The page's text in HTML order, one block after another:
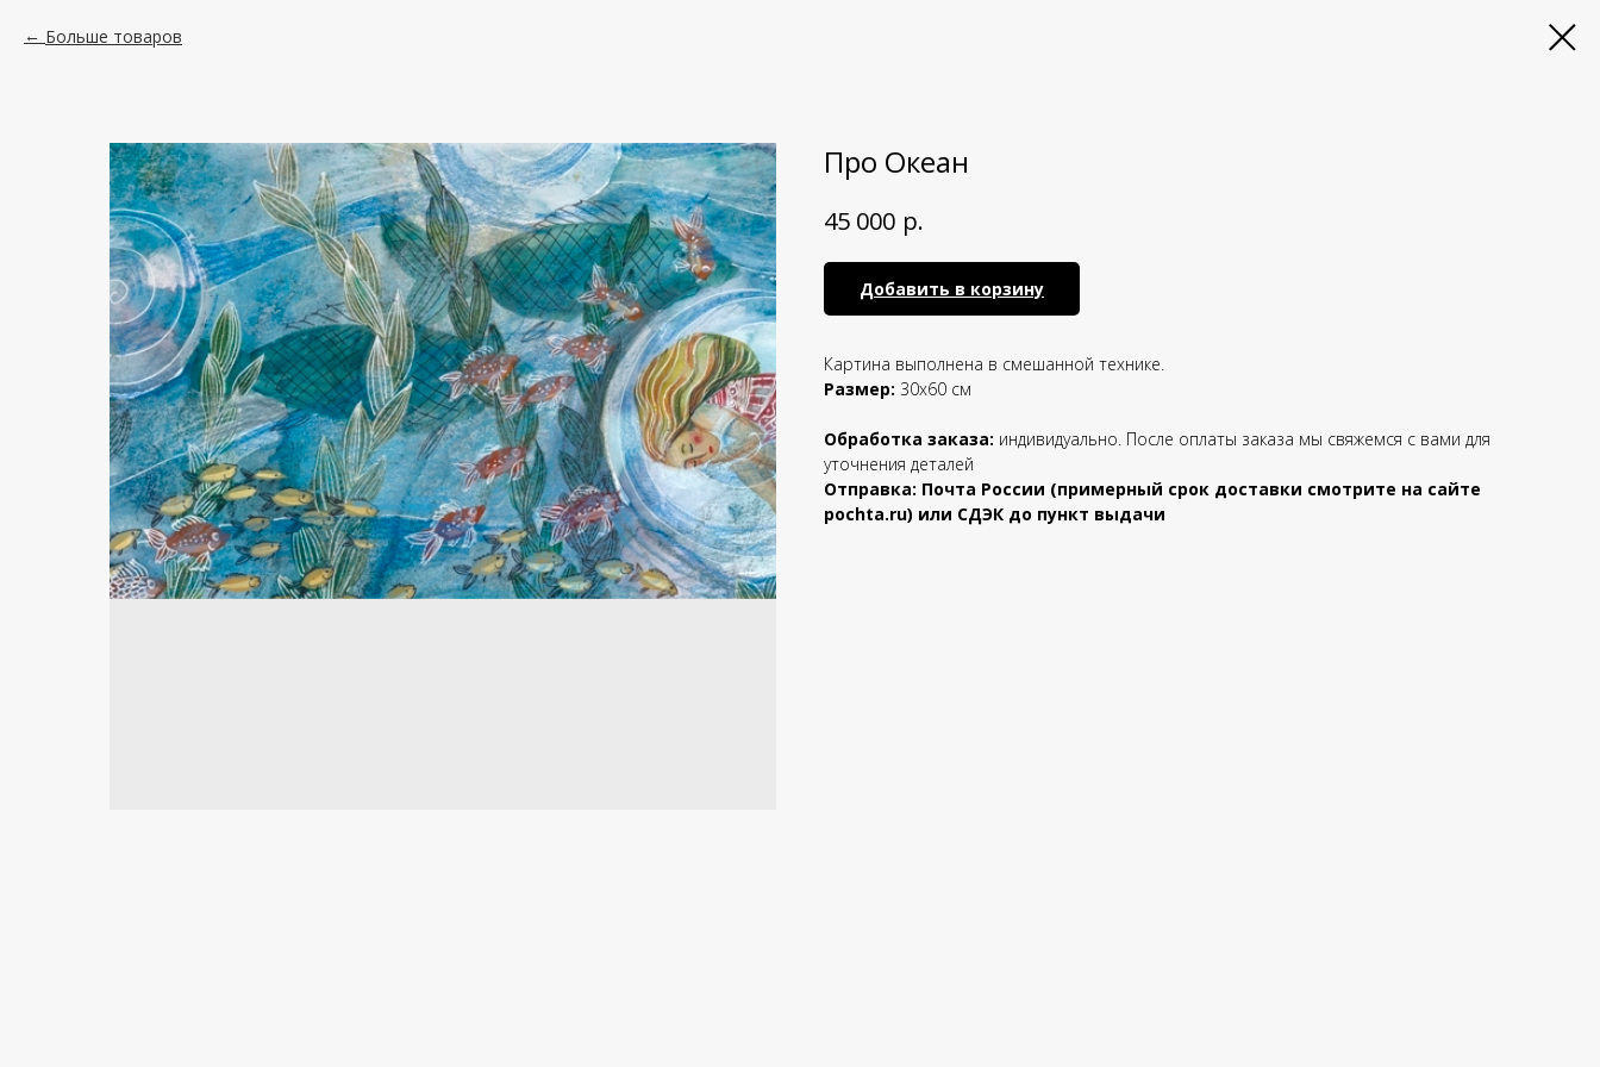
Больше товаров
Про Океан
45 000 р.
Добавить в корзину
Картина выполнена в смешанной технике.
Размер: 30х60 см
Обработка заказа: индивидуально. После оплаты заказа мы свяжемся с вами для
уточнения деталей
Отправка: Почта России (примерный срок доставки смотрите на сайте
pochta.ru) или СДЭК до пункт выдачи